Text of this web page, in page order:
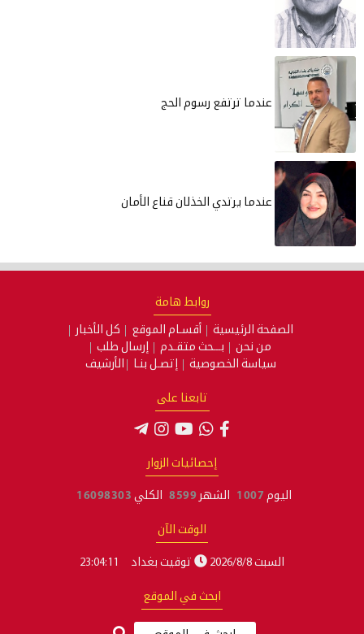
عندما ترتفع رسوم الحج
عندما يرتدي الخذلان قناع الأمان
روابط هامة
الصفحة الرئيسية أقسـام الموقع
كل الأخبار
من نحن
بـــحث متقـدم
إرسال طلب
سياسة الخصوصية
إتصـل بنـا الأرشيف
تابعنا على
إحصائيات الزوار
اليوم 1007 الشهر 8599 الكلي 16098303
الوقت الآن
السبت 2026/8/8 توقيت بغداد 23:04:12
ابحث في الموقع